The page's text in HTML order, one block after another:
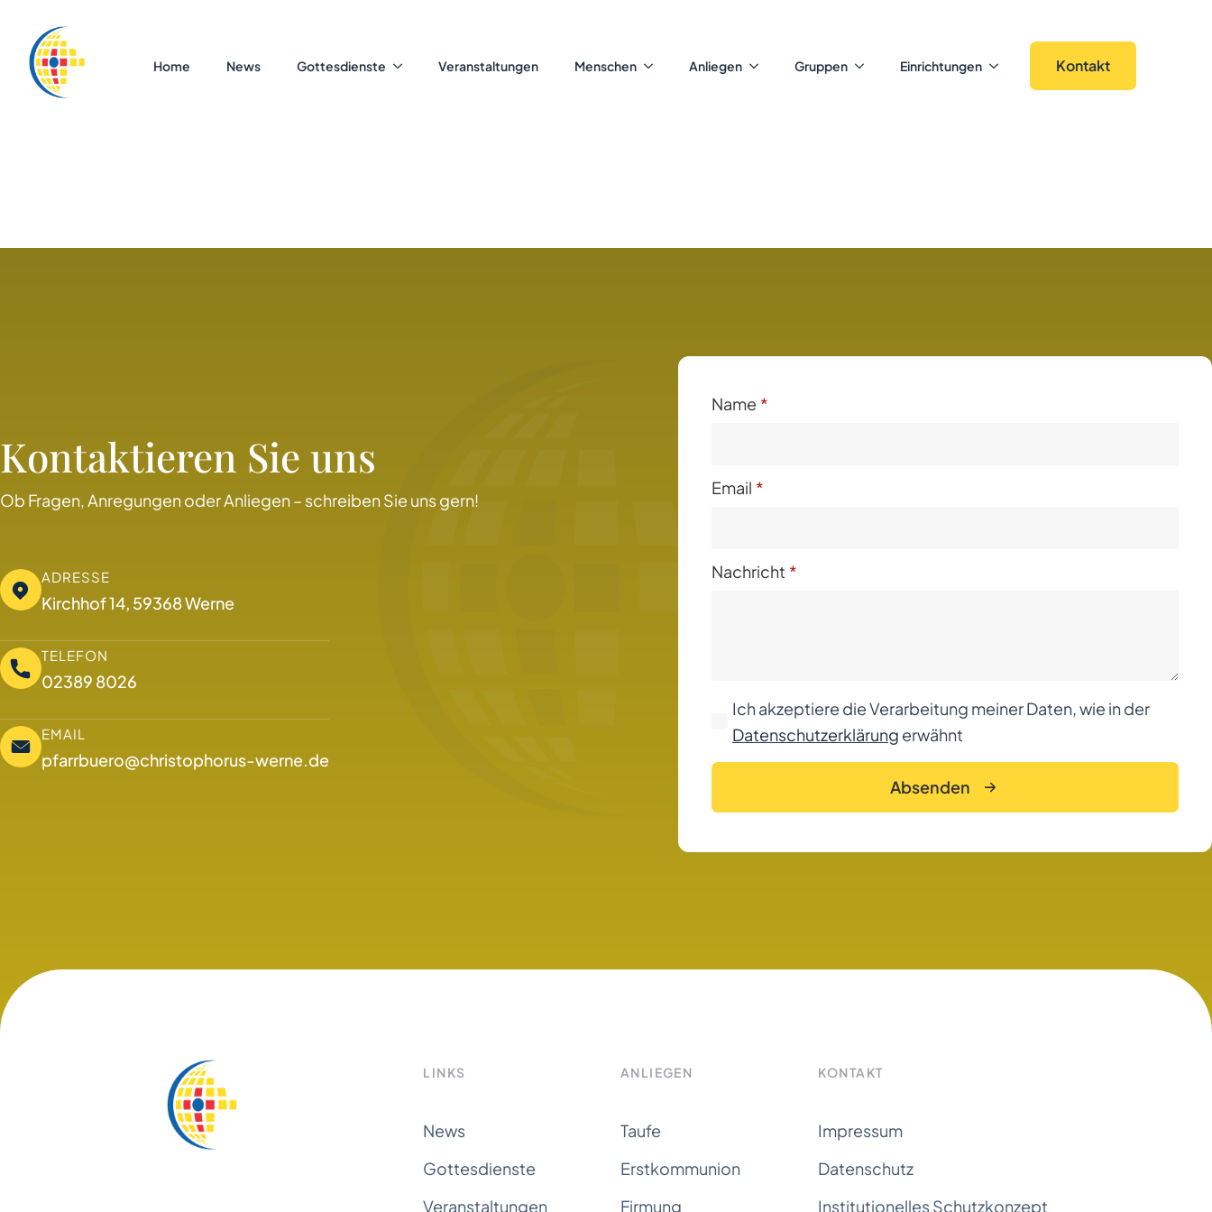
Home News Gottesdienste Veranstaltungen Menschen Anliegen Gruppen Einrichtungen Kontakt
Kontaktieren Sie uns
Ob Fragen, Anregungen oder Anliegen – schreiben Sie uns gern!
ADRESSE
Kirchhof 14, 59368 Werne
TELEFON
02389 8026
EMAIL
pfarrbuero@christophorus-werne.de
Name *
Email *
Nachricht *
Ich akzeptiere die Verarbeitung meiner Daten, wie in der
Datenschutzerklärung erwähnt
Absenden
LINKS
News
Gottesdienste
Veranstaltungen
ANLIEGEN
Taufe
Erstkommunion
Firmung
KONTAKT
Impressum
Datenschutz
Institutionelles Schutzkonzept